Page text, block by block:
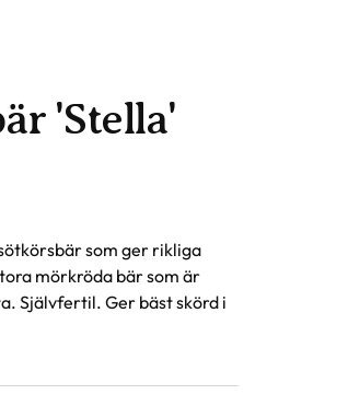
'Stella'
som ger rikliga
mörkröda bär som är
Självfertil. Ger bäst skörd i